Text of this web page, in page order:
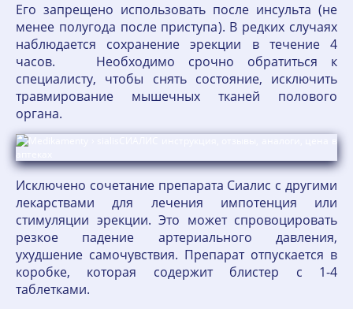
Его запрещено использовать после инсульта (не
менее полугода после приступа). В редких случаях
наблюдается сохранение эрекции в течение 4
часов. Необходимо срочно обратиться к
специалисту, чтобы снять состояние, исключить
травмирование мышечных тканей полового
органа.
Исключено сочетание препарата Сиалис с другими
лекарствами для лечения импотенция или
стимуляции эрекции. Это может спровоцировать
резкое падение артериального давления,
ухудшение самочувствия. Препарат отпускается в
коробке, которая содержит блистер с 1-4
таблетками.